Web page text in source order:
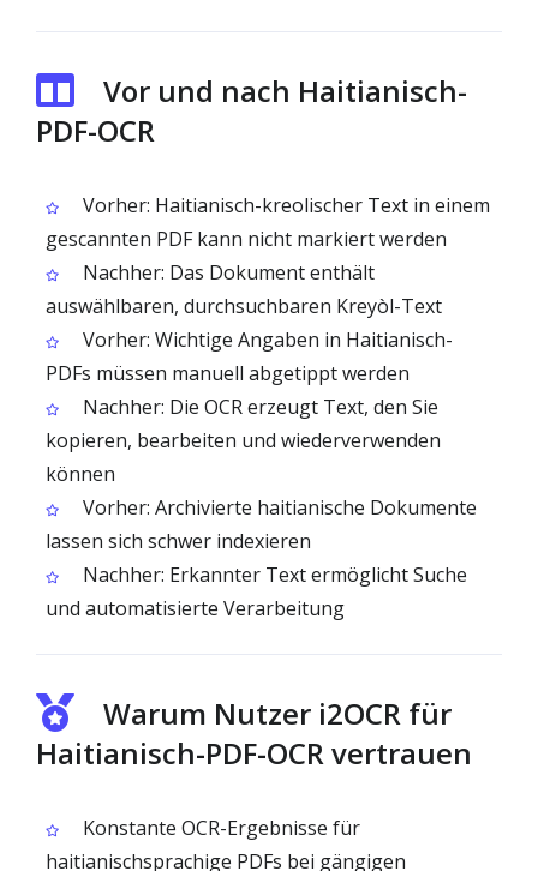
Vor und nach Haitianisch-
PDF-OCR
Vorher: Haitianisch-kreolischer Text in einem
gescannten PDF kann nicht markiert werden
Nachher: Das Dokument enthält
auswählbaren, durchsuchbaren Kreyòl-Text
Vorher: Wichtige Angaben in Haitianisch-
PDFs müssen manuell abgetippt werden
Nachher: Die OCR erzeugt Text, den Sie
kopieren, bearbeiten und wiederverwenden
können
Vorher: Archivierte haitianische Dokumente
lassen sich schwer indexieren
Nachher: Erkannter Text ermöglicht Suche
und automatisierte Verarbeitung
Warum Nutzer i2OCR für
Haitianisch-PDF-OCR vertrauen
Konstante OCR-Ergebnisse für
haitianischsprachige PDFs bei gängigen